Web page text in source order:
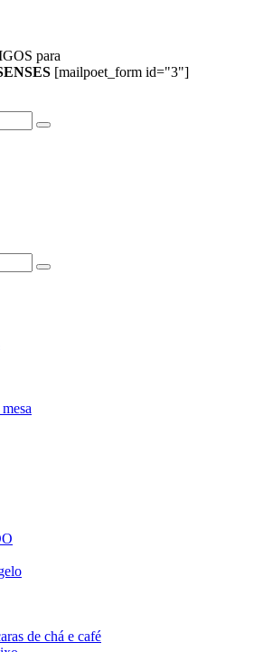
para
[mailpoet_form id="3"]
de chá e café